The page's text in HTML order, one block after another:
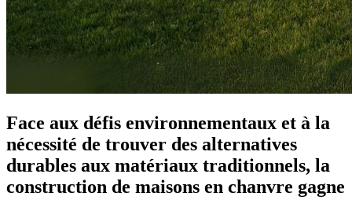
Face aux défis environnementaux et à la
nécessité de trouver des alternatives
durables aux matériaux traditionnels, la
construction de maisons en chanvre gagne